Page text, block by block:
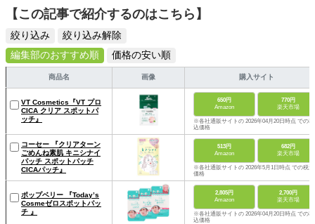
【この記事で紹介するのはこちら】
絞り込み
絞り込み解除
編集部のおすすめ順
価格の安い順
商品名 画像 購入サイト
VT Cosmetics『VT プロ
CICA クリア スポットパ
ッチ』
650円
Amazon
770円
楽天市場
※各社通販サイトの 2026年04月20日時点 での税
込価格
コーセー 『クリアターン
ごめんね素肌 キニシナイ
パッチ スポットパッチ
CICAパッチ』
513円
Amazon
682円
楽天市場
※各社通販サイトの 2026年5月1日時点 での税込
価格
ポップベリー 『Today’s
Cosmeゼロスポットパッ
チ 』
2,805円
Amazon
2,700円
楽天市場
※各社通販サイトの 2026年04月20日時点 での税
込価格